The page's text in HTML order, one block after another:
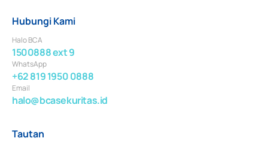
Hubungi Kami
Halo BCA
1500888 ext 9
WhatsApp
+62 819 1950 0888
Email
halo@bcasekuritas.id
Tautan